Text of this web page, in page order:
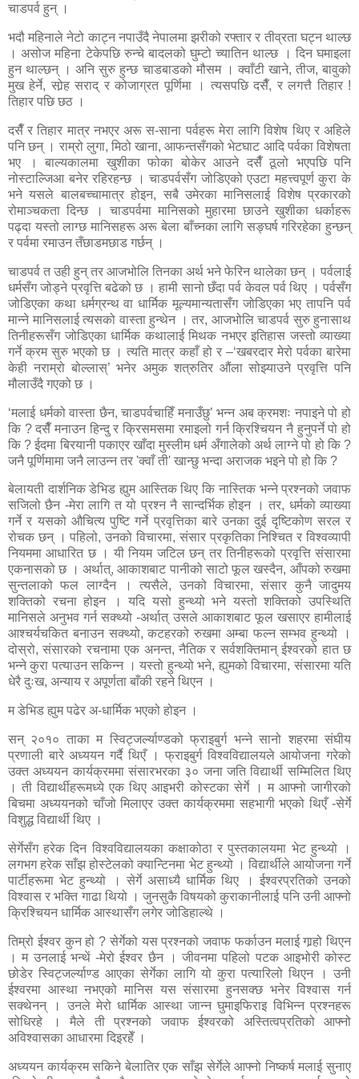
चाडपर्व हुन् ।
भदौ महिनाले नेटो काट्न नपाउँदै नेपालमा झरीको रफ्तार र तीव्रता घट्न थाल्छ
। असोज महिना टेकेपछि रुन्चे बादलको घुम्टो च्यातिन थाल्छ । दिन घमाइला
हुन थाल्छन् । अनि सुरु हुन्छ चाडबाडको मौसम । क्वाँटी खाने, तीज, बावुको
मुख हेर्ने, सोर्‍ह सराद् र कोजाग्रत पूर्णिमा । त्यसपछि दसैँ, र लगत्तै तिहार !
तिहार पछि छठ ।
दसैँ र तिहार मात्र नभएर अरू स-साना पर्वहरू मेरा लागि विशेष थिए र अहिले
पनि छन् । राम्रो लुगा, मिठो खाना, आफन्तसँगको भेटघाट आदि पर्वका विशेषता
भए । बाल्यकालमा खुशीका फोका बोकेर आउने दसैँ ठूलो भएपछि पनि
नोस्टाल्जिआ बनेर रहिरहन्छ । चाडपर्वसँग जोडिएको एउटा महत्त्वपूर्ण कुरा के
भने यसले बालबच्चामात्र होइन, सबै उमेरका मानिसलाई विशेष प्रकारको
रोमाञ्चकता दिन्छ । चाडपर्वमा मानिसको मुहारमा छाउने खुशीका धर्काहरू
पढ्दा यस्तो लाग्छ मानिसहरू अरू बेला बाँच्नका लागि सङ्घर्ष गरिरहेका हुन्छन्
र पर्वमा रमाउन तँछाडमछाड गर्छन् ।
चाडपर्व त उही हुन् तर आजभोलि तिनका अर्थ भने फेरिन थालेका छन् । पर्वलाई
धर्मसँग जोड्ने प्रवृत्ति बढेको छ । हामी सानो छँदा पर्व केवल पर्व थिए । पर्वसँग
जोडिएका कथा धर्मग्रन्थ वा धार्मिक मूल्यमान्यतासँग जोडिएका भए तापनि पर्व
मान्ने मानिसलाई त्यसको वास्ता हुन्थेन । तर, आजभोलि चाडपर्व सुरु हुनासाथ
तिनीहरूसँग जोडिएका धार्मिक कथालाई मिथक नभएर इतिहास जस्तो व्याख्या
गर्ने क्रम सुरु भएको छ । त्यति मात्र कहाँ हो र –‘खबरदार मेरो पर्वका बारेमा
केही नराम्रो बोल्लास्’ भनेर अमुक शत्रुतिर औंला सोझ्याउने प्रवृत्ति पनि
मौलाउँदै गएको छ ।
‘मलाई धर्मको वास्ता छैन, चाडपर्वचाहिँ मनाउँछु’ भन्न अब क्रमशः नपाइने पो हो
कि ? दसैँ मनाउन हिन्दु र क्रिसमसमा रमाइलो गर्न क्रिश्चियन नै हुनुपर्ने पो हो
कि ? ईदमा बिरयानी पकाएर खाँदा मुस्लीम धर्म अँगालेको अर्थ लाग्ने पो हो कि ?
जनै पूर्णिमामा जनै लाउन्न तर 'क्वाँ ती' खान्छु भन्दा अराजक भइने पो हो कि ?
बेलायती दार्शनिक डेभिड ह्युम आस्तिक थिए कि नास्तिक भन्ने प्रश्नको जवाफ
सजिलो छैन -मेरा लागि त यो प्रश्न नै सान्दर्भिक होइन । तर, धर्मको व्याख्या
गर्ने र यसको औचित्य पुष्टि गर्ने प्रवृत्तिका बारे उनका दुई दृष्टिकोण सरल र
रोचक छन् । पहिलो, उनको विचारमा, संसार प्रकृतिका निश्चित र विश्वव्यापी
नियममा आधारित छ । यी नियम जटिल छन् तर तिनीहरूको प्रवृत्ति संसारमा
एकनासको छ । अर्थात्, आकाशबाट पानीको साटो फूल खस्दैन, आँपको रुखमा
सुन्तलाको फल लाग्दैन । त्यसैले, उनको विचारमा, संसार कुनै जादुमय
शक्तिको रचना होइन । यदि यसो हुन्थ्यो भने यस्तो शक्तिको उपस्थिति
मानिसले अनुभव गर्न सक्थ्यो -अर्थात् उसले आकाशबाट फूल खसाएर हामीलाई
आश्चर्यचकित बनाउन सक्थ्यो, कटहरको रुखमा अम्बा फल्न सम्भव हुन्थ्यो ।
दोस्रो, संसारको रचनामा एक अनन्त, नैतिक र सर्वशक्तिमान् ईश्वरको हात छ
भन्ने कुरा पत्याउन सकिन्न । यस्तो हुन्थ्यो भने, ह्युमको विचारमा, संसारमा यति
धेरै दुःख, अन्याय र अपूर्णता बाँकी रहने थिएन ।
म डेभिड ह्युम पढेर अ-धार्मिक भएको होइन ।
सन् २०१० ताका म स्विट्जर्ल्याण्डको फ्राइबुर्ग भन्ने सानो शहरमा संघीय
प्रणाली बारे अध्ययन गर्दै थिएँ । फ्राइबुर्ग विश्वविद्यालयले आयोजना गरेको
उक्त अध्ययन कार्यक्रममा संसारभरका ३० जना जति विद्यार्थी सम्मिलित थिए
। ती विद्यार्थीहरूमध्ये एक थिए आइभरी कोस्टका सेर्गे । म आफ्नो जागीरको
बिचमा अध्ययनको चाँजो मिलाएर उक्त कार्यक्रममा सहभागी भएको थिएँ -सेर्गे
विशुद्ध विद्यार्थी थिए ।
सेर्गेसँग हरेक दिन विश्वविद्याल‍यका कक्षाकोठा र पुस्तकालयमा भेट हुन्थ्यो ।
लगभग हरेक साँझ होस्टेलको क्यान्टिनमा भेट हुन्थ्यो । विद्यार्थीले आयोजना गर्ने
पार्टीहरूमा भेट हुन्थ्यो । सेर्गे असाध्यै धार्मिक थिए । ईश्वरप्रतिको उनको
विश्वास र भक्ति गाढा थियो । जुनसुकै विषयको कुराकानीलाई पनि उनी आफ्नो
क्रिश्चियन धार्मिक आस्थासँग लगेर जोडिहाल्थे ।
तिम्रो ईश्वर कुन हो ? सेर्गेको यस प्रश्नको जवाफ फर्काउन मलाई गार्‍हो थिएन
। म उनलाई भन्थें -मेरो ईश्वर छैन । जीवनमा पहिलो पटक आइभोरी कोस्ट
छोडेर स्विट्जर्ल्याण्ड आएका सेर्गेका लागि यो कुरा पत्यारिलो थिएन । उनी
ईश्वरमा आस्था नभएको मानिस यस संसारमा हुनसक्छ भनेर विश्वास गर्न
सक्थेनन् । उनले मेरो धार्मिक आस्था जान्न घुमाइफिराइ विभिन्न प्रश्नहरू
सोधिरहे । मैले ती प्रश्नको जवाफ ईश्वरको अस्तित्वप्रतिको आफ्नो
अविश्वासका आधारमा दिइरहेँ ।
अध्ययन कार्यक्रम सकिने बेलातिर एक साँझ सेर्गेले आफ्नो निष्कर्ष मलाई सुनाए